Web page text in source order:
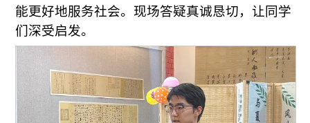
能更好地服务社会。现场答疑真诚恳切，让同学
们深受启发。